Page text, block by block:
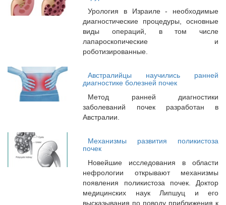
Урология в Израиле - необходимые
диагностические процедуры, основные
виды операций, в том числе
лапароскопические и
роботизированные.
Австралийцы научились ранней
диагностике болезней почек
Метод ранней диагностики
заболеваний почек разработан в
Австралии.
Механизмы развития поликистоза
почек
Новейшие исследования в области
нефрологии открывают механизмы
появления поликистоза почек. Доктор
медицинских наук Липшуц и его
высказывания по поводу приближения к